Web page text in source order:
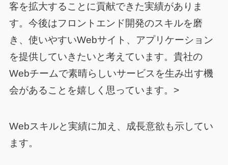
客を拡大することに貢献できた実績がありま
す。今後はフロントエンド開発のスキルを磨
き、使いやすいWebサイト、アプリケーション
を提供していきたいと考えています。貴社の
Webチームで素晴らしいサービスを生み出す機
会があることを嬉しく思っています。>
Webスキルと実績に加え、成長意欲も示してい
ます。